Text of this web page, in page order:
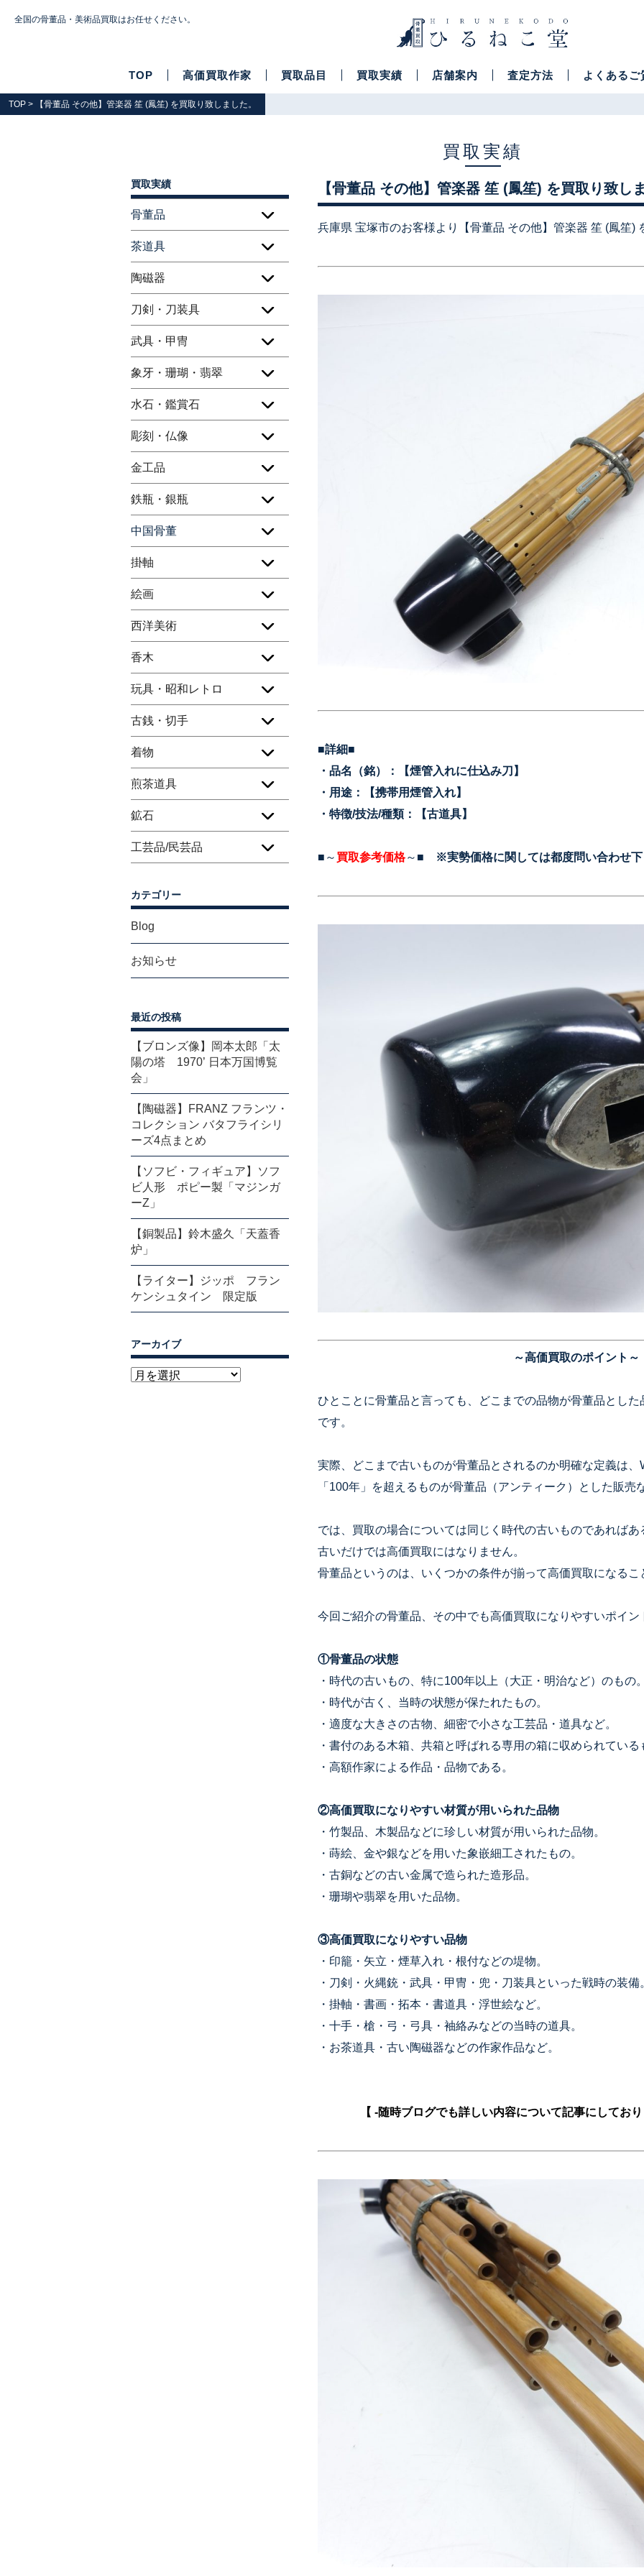
全国の骨董品・美術品買取はお任せください。
TOP 高価買取作家 買取品目 買取実績 店舗案内 査定方法 よくあるご
TOP > 【骨董品 その他】管楽器 笙 (鳳笙) を買取り致しました。
買取実績
【骨董品 その他】管楽器 笙 (鳳笙) を買取り致し
兵庫県 宝塚市のお客様より【骨董品 その他】管楽器 笙 (鳳笙)
■詳細■
・品名（銘）：【煙管入れに仕込み刀 】
・用途：【携帯用煙管入れ】
・特徴/技法/種類：【古道具】
■～ 買取参考価格～■ ※実勢価格に関しては都度問い合わせ
～高価買取のポイント～
ひとことに骨董品と言っても、どこまでの品物が骨董品とし
です。
実際、どこまで古いものが骨董品とされるのか明確な定義は
「100年」を超えるものが骨董品（アンティーク）とした販売
では、買取の場合については同じく時代の古いものであれば
古いだけでは高価買取にはなりません。
骨董品というのは、いくつかの条件が揃って高価買取になるこ
今回ご紹介の骨董品、その中でも高価買取になりやすいポイ
①骨董品の状態
・時代の古いもの、特に100年以上（大正・明治など）のもの
・時代が古く、当時の状態が保たれたもの。
・適度な大きさの古物、細密で小さな工芸品・道具など。
・書付のある木箱、共箱と呼ばれる専用の箱に収められている
・高額作家による作品・品物である。
②高価買取になりやすい材質が用いられた品物
・竹製品、木製品などに珍しい材質が用いられた品物。
・蒔絵、金や銀などを用いた象嵌細工されたもの。
・古銅などの古い金属で造られた造形品。
・珊瑚や翡翠を用いた品物。
③高価買取になりやすい品物
・印籠・矢立・煙草入れ・根付などの堤物。
・刀剣・火縄銃・武具・甲冑・兜・刀装具といった戦時の装備
・掛軸・書画・拓本・書道具・浮世絵など。
・十手・槍・弓・弓具・袖絡みなどの当時の道具。
・お茶道具・古い陶磁器などの作家作品など。
【 -随時ブログでも詳しい内容について記事にしてお
買取実績
骨董品
茶道具
陶磁器
刀剣・刀装具
武具・甲冑
象牙・珊瑚・翡翠
水石・鑑賞石
彫刻・仏像
金工品
鉄瓶・銀瓶
中国骨董
掛軸
絵画
西洋美術
香木
玩具・昭和レトロ
古銭・切手
着物
煎茶道具
鉱石
工芸品/民芸品
カテゴリー
Blog
お知らせ
最近の投稿
【ブロンズ像】岡本太郎「太
陽の塔 1970’ 日本万国博覧
会」
【陶磁器】FRANZ フランツ・
コレクション バタフライシリ
ーズ4点まとめ
【ソフビ・フィギュア】ソフ
ビ人形 ポピー製「マジンガ
ーZ」
【銅製品】鈴木盛久「天蓋香
炉」
【ライター】ジッポ フラン
ケンシュタイン 限定版
アーカイブ